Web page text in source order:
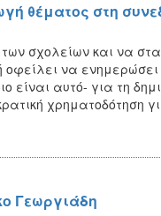
θέματος στη
σχολείων και να
οφείλει να
αυτό- για τη
χρηματοδότηση
Γεωργιάδη